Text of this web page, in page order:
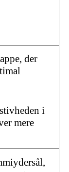
der
i
mere